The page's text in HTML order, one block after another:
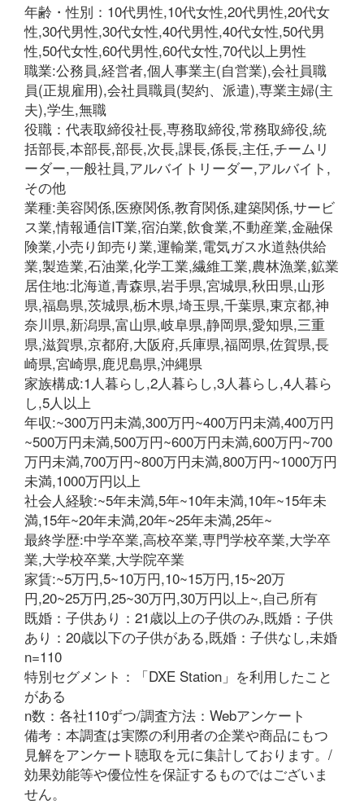
年齢・性別：10代男性,10代女性,20代男性,20代女
性,30代男性,30代女性,40代男性,40代女性,50代男
性,50代女性,60代男性,60代女性,70代以上男性
職業:公務員,経営者,個人事業主(自営業),会社員職
員(正規雇用),会社員職員(契約、派遣),専業主婦(主
夫),学生,無職
役職：代表取締役社長,専務取締役,常務取締役,統
括部長,本部長,部長,次長,課長,係長,主任,チームリ
ーダー,一般社員,アルバイトリーダー,アルバイト,
その他
業種:美容関係,医療関係,教育関係,建築関係,サービ
ス業,情報通信IT業,宿泊業,飲食業,不動産業,金融保
険業,小売り卸売り業,運輸業,電気ガス水道熱供給
業,製造業,石油業,化学工業,繊維工業,農林漁業,鉱業
居住地:北海道,青森県,岩手県,宮城県,秋田県,山形
県,福島県,茨城県,栃木県,埼玉県,千葉県,東京都,神
奈川県,新潟県,富山県,岐阜県,静岡県,愛知県,三重
県,滋賀県,京都府,大阪府,兵庫県,福岡県,佐賀県,長
崎県,宮崎県,鹿児島県,沖縄県
家族構成:1人暮らし,2人暮らし,3人暮らし,4人暮ら
し,5人以上
年収:~300万円未満,300万円~400万円未満,400万円
~500万円未満,500万円~600万円未満,600万円~700
万円未満,700万円~800万円未満,800万円~1000万円
未満,1000万円以上
社会人経験:~5年未満,5年~10年未満,10年~15年未
満,15年~20年未満,20年~25年未満,25年~
最終学歴:中学卒業,高校卒業,専門学校卒業,大学卒
業,大学校卒業,大学院卒業
家賃:~5万円,5~10万円,10~15万円,15~20万
円,20~25万円,25~30万円,30万円以上~,自己所有
既婚：子供あり：21歳以上の子供のみ,既婚：子供
あり：20歳以下の子供がある,既婚：子供なし,未婚
n=110
特別セグメント：「DXE Station」を利用したこと
がある
n数：各社110ずつ/調査方法：Webアンケート
備考：本調査は実際の利用者の企業や商品にもつ
見解をアンケート聴取を元に集計しております。/
効果効能等や優位性を保証するものではございま
せん。